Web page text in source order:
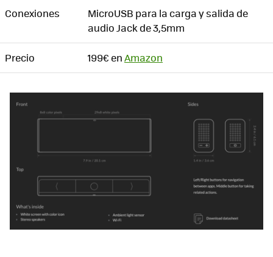
Conexiones
MicroUSB para la carga y salida de
audio Jack de 3,5mm
Precio 199€ enAmazon